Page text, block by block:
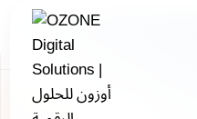
content